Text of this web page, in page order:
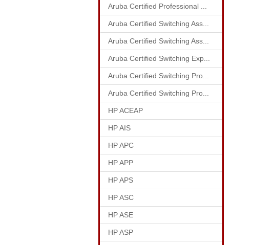
Aruba Certified Professional ...
Aruba Certified Switching Ass...
Aruba Certified Switching Ass...
Aruba Certified Switching Exp...
Aruba Certified Switching Pro...
Aruba Certified Switching Pro...
HP ACEAP
HP AIS
HP APC
HP APP
HP APS
HP ASC
HP ASE
HP ASP